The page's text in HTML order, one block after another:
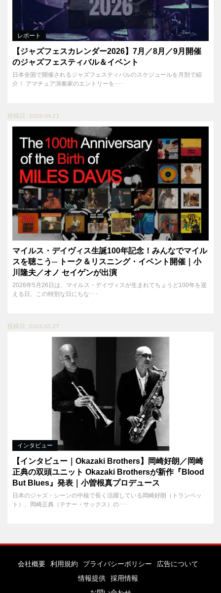
レポート
【ジャズフェスカレンダー2026】7月／8月／9月開催
のジャズフェスティバル＆イベント
日本全国で開催されるジャズフェスティバルのスケジュールを月別で紹
介！ アマチュア演奏家のエントリーを･･･
投稿日 : 2026.04.21
マイルス・デイヴィス生誕100年記念！みんなでマイル
スを聴こう─ トーク＆リスニング・イベント開催｜小
川隆夫／オノ セイゲンが出演
2026年5月26日は、マイルス・デイヴィスが生まれてちょうど100年を迎
える日。この特別な日にちな･･･
投稿日 : 2026.03.27
インタビュー
【インタビュー｜Okazaki Brothers】岡崎好朗／岡崎
正典の双頭ユニット Okazaki Brothersが新作『Blood
But Blues』発表｜小曽根真プロデュース
日本のジャズ・シーンの中核で長く活躍している岡崎好朗（トランペッ
ト）、岡崎正典（テナー・サックス）の･･･
会社概要 利用規約 プライバシーポリシー
広告について
情報提供
採用情報